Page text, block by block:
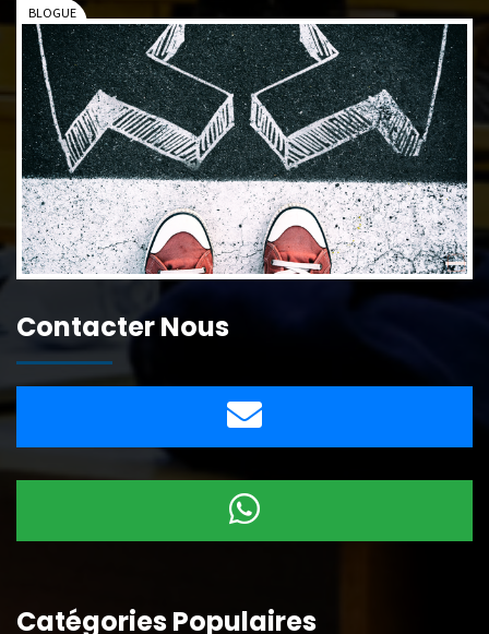
Contacter Nous
Catégories Populaires